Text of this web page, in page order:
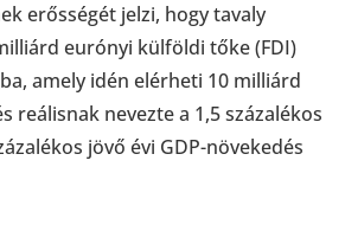
erősségét jelzi, hogy tavaly
eurónyi külföldi tőke (FDI)
amely idén elérheti 10 milliárd
reálisnak nevezte a 1,5 százalékos
jövő évi GDP-növekedés